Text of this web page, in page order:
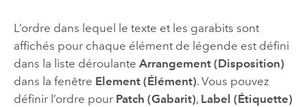
L’ordre dans lequel le texte et les garabits sont
affichés pour chaque élément de légende est défini
dans la liste déroulante Arrangement (Disposition)
dans la fenêtre Element (Élément). Vous pouvez
définir l’ordre pour Patch (Gabarit), Label (Étiquette)